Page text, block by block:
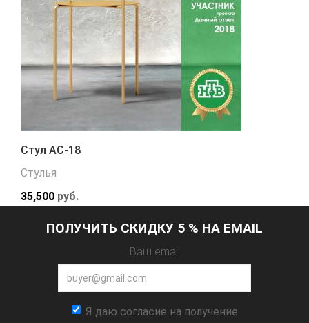
Стул АС-18
Стулья
35,500 руб.
ПОЛУЧИТЬ СКИДКУ 5 % НА EMAIL
Ваш email
Я даю согласие на получение